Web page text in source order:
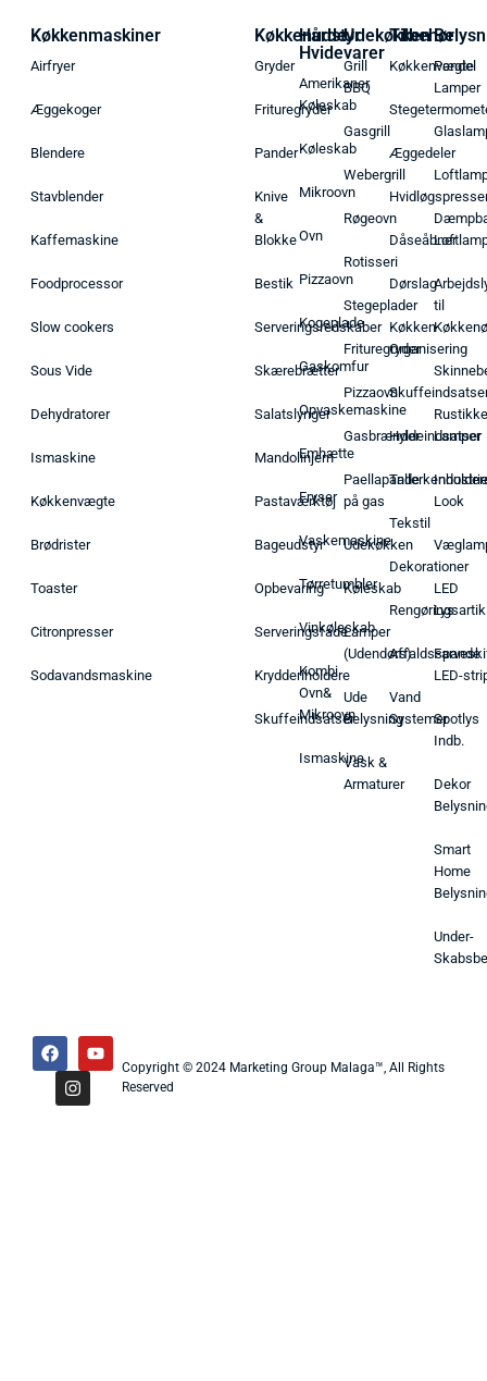
Køkkenmaskiner
Airfryer
Æggekoger
Blendere
Stavblender
Kaffemaskine
Foodprocessor
Slow cookers
Sous Vide
Dehydratorer
Ismaskine
Køkkenvægte
Brødrister
Toaster
Citronpresser
Sodavandsmaskine
Køkkenudstyr
Gryder
Frituregryder
Pander
Knive
&
Blokke
Bestik
Serveringsredskaber
Skærebrætter
Salatslynger
Mandolinjern
Pastaværktøj
Bageudstyr
Opbevaring
Serveringsfade
Krydderiholdere
Skuffeindsatser
Hårde
Hvidevarer
Amerikaner
Køleskab
Køleskab
Mikroovn
Ovn
Pizzaovn
Kogeplade
Gaskomfur
Opvaskemaskine
Emhætte
Fryser
Vaskemaskine
Tørretumbler
Vinkøleskab
Kombi
Ovn&
Mikroovn
Ismaskine
Udekøkken
Grill
BBQ
Gasgrill
Webergrill
Røgeovn
Rotisseri
Stegeplader
Frituregryder
Pizzaovn
Gasbrænder
Paellapande
på gas
Udekøkken
Køleskab
Lamper
(Udendørs)
Ude
Belysning
Vask &
Armaturer
Tilbehør
Køkkenvægte
Æggedeler
Dåseåbner
Dørslag
Køkken
Organisering
Hyldeindsatser
Tekstil
Dekorationer
Affaldsspande
Vand
Systemer
Pendel
Lamper
til
Rustikke
Lamper
Look
LED
Lys
LED-
Spotlys
Indb.
Dekor
Smart
Home
Under-
Copyright © 2024 Marketing Group Malaga™, All Rights
Reserved